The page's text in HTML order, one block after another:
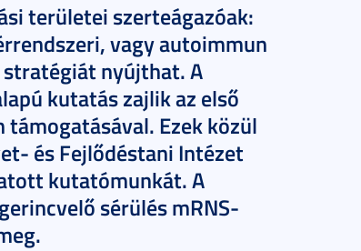
területei szerteágazóak:
vagy autoimmun
stratégiát nyújthat. A
kutatás zajlik az első
Ezek közül
és Fejlődéstani Intézet
kutatómunkát. A
sérülés mRNS-